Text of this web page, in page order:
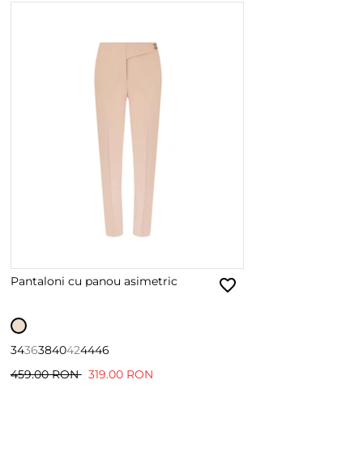
Pantaloni cu panou asimetric
34363840424446
459.00 RON 319.00 RON